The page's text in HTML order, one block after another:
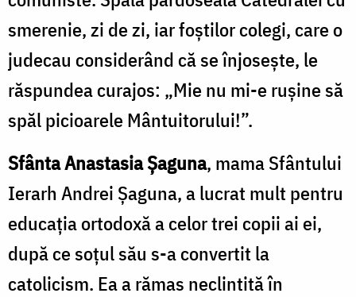
smerenie, zi de zi, iar foștilor colegi, care o
judecau considerând că se înjosește, le
răspundea curajos: „Mie nu mi-e rușine să
spăl picioarele Mântuitorului!”.
Sfânta Anastasia Șaguna, mama Sfântului
Ierarh Andrei Șaguna, a lucrat mult pentru
educația ortodoxă a celor trei copii ai ei,
după ce soțul său s-a convertit la
catolicism. Ea a rămas neclintită în